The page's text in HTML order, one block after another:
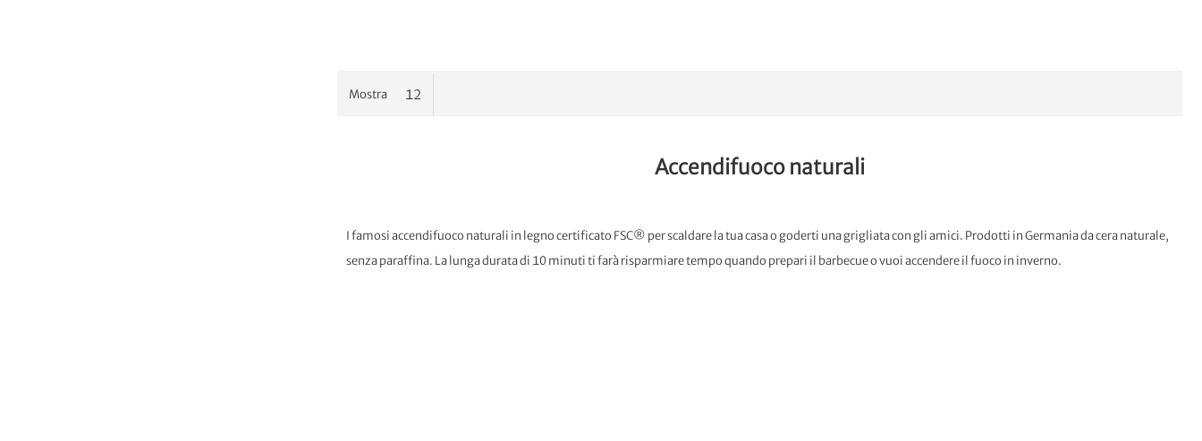
Mostra
Accendifuoco naturali
I famosi accendifuoco naturali in legno certificato FSC® per scaldare la tua casa o goderti una grigliata con gli amici. Prodotti in Germania da cera naturale,
senza paraffina. La lunga durata di 10 minuti ti farà risparmiare tempo quando prepari il barbecue o vuoi accendere il fuoco in inverno.